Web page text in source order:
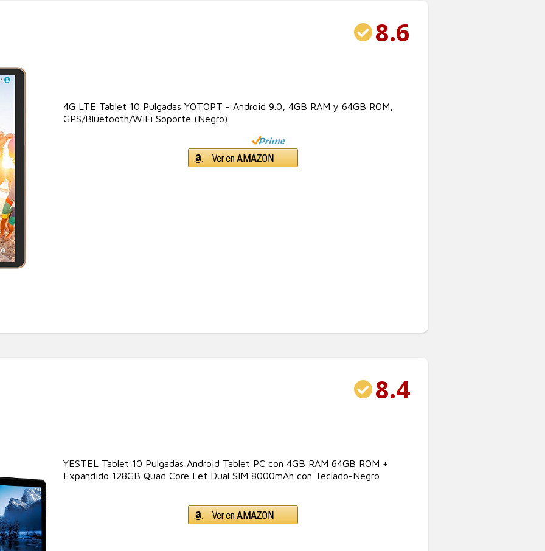
8.6
4G LTE Tablet 10 Pulgadas YOTOPT - Android 9.0, 4GB RAM y 64GB ROM,
GPS/Bluetooth/WiFi Soporte (Negro)
8.4
YESTEL Tablet 10 Pulgadas Android Tablet PC con 4GB RAM 64GB ROM +
Expandido 128GB Quad Core Let Dual SIM 8000mAh con Teclado-Negro